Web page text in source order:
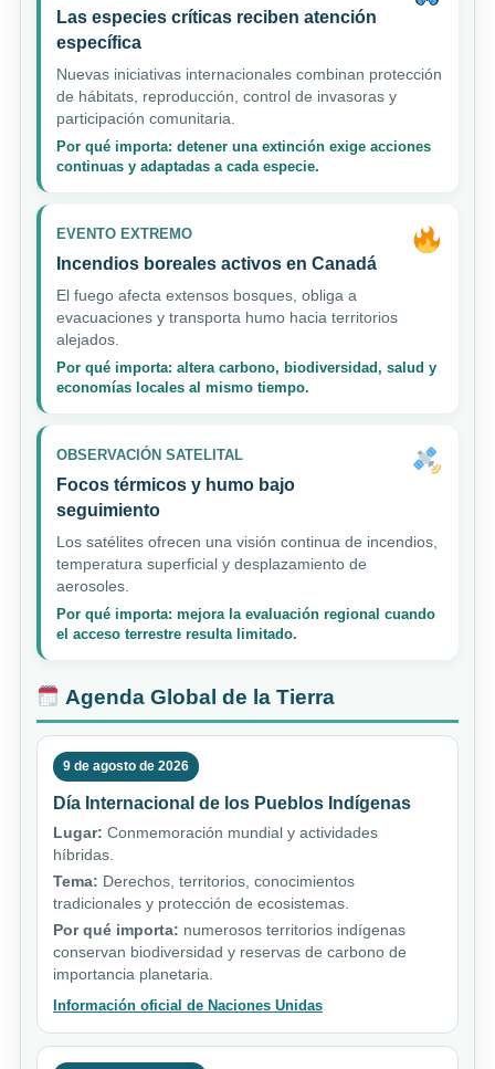
Las especies críticas reciben atención
específica
Nuevas iniciativas internacionales combinan protección
de hábitats, reproducción, control de invasoras y
participación comunitaria.
Por qué importa: detener una extinción exige acciones
continuas y adaptadas a cada especie.
EVENTO EXTREMO
Incendios boreales activos en Canadá
El fuego afecta extensos bosques, obliga a
evacuaciones y transporta humo hacia territorios
alejados.
Por qué importa: altera carbono, biodiversidad, salud y
economías locales al mismo tiempo.
OBSERVACIÓN SATELITAL
Focos térmicos y humo bajo
seguimiento
Los satélites ofrecen una visión continua de incendios,
temperatura superficial y desplazamiento de
aerosoles.
Por qué importa: mejora la evaluación regional cuando
el acceso terrestre resulta limitado.
Agenda Global de la Tierra
9 de agosto de 2026
Día Internacional de los Pueblos Indígenas
Lugar: Conmemoración mundial y actividades
híbridas.
Tema: Derechos, territorios, conocimientos
tradicionales y protección de ecosistemas.
Por qué importa: numerosos territorios indígenas
conservan biodiversidad y reservas de carbono de
importancia planetaria.
Información oficial de Naciones Unidas